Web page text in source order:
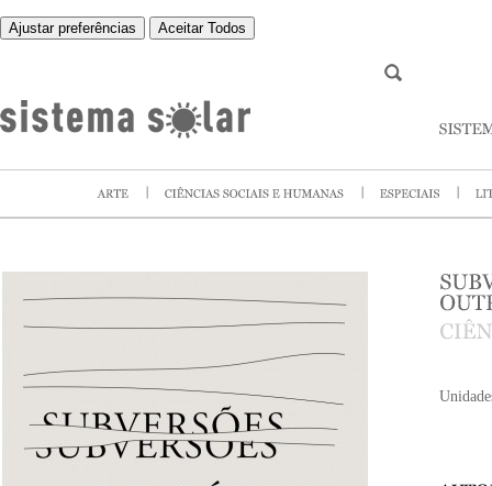
Ajustar preferências Aceitar Todos